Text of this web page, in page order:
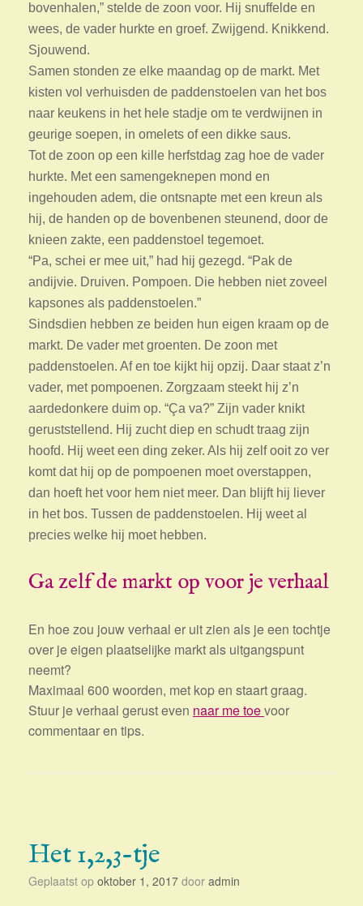
bovenhalen,” stelde de zoon voor. Hij snuffelde en
wees, de vader hurkte en groef. Zwijgend. Knikkend.
Sjouwend.
Samen stonden ze elke maandag op de markt. Met
kisten vol verhuisden de paddenstoelen van het bos
naar keukens in het hele stadje om te verdwijnen in
geurige soepen, in omelets of een dikke saus.
Tot de zoon op een kille herfstdag zag hoe de vader
hurkte. Met een samengeknepen mond en
ingehouden adem, die ontsnapte met een kreun als
hij, de handen op de bovenbenen steunend, door de
knieen zakte, een paddenstoel tegemoet.
“Pa, schei er mee uit,” had hij gezegd. “Pak de
andijvie. Druiven. Pompoen. Die hebben niet zoveel
kapsones als paddenstoelen.”
Sindsdien hebben ze beiden hun eigen kraam op de
markt. De vader met groenten. De zoon met
paddenstoelen. Af en toe kijkt hij opzij. Daar staat z’n
vader, met pompoenen. Zorgzaam steekt hij z’n
aardedonkere duim op. “Ça va?” Zijn vader knikt
geruststellend. Hij zucht diep en schudt traag zijn
hoofd. Hij weet een ding zeker. Als hij zelf ooit zo ver
komt dat hij op de pompoenen moet overstappen,
dan hoeft het voor hem niet meer. Dan blijft hij liever
in het bos. Tussen de paddenstoelen. Hij weet al
precies welke hij moet hebben.
Ga zelf de markt op voor je verhaal
En hoe zou jouw verhaal er uit zien als je een tochtje
over je eigen plaatselijke markt als uitgangspunt
neemt?
Maximaal 600 woorden, met kop en staart graag.
Stuur je verhaal gerust even naar me toevoor
commentaar en tips.
Het 1,2,3-tje
Geplaatst op oktober 1, 2017 door admin